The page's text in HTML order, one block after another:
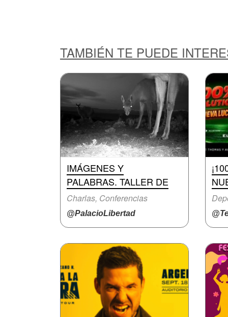
TAMBIÉN TE PUEDE
IMÁGENES Y
PALABRAS. TALLER DE
Charlas, Conferencias
@PalacioLibertad